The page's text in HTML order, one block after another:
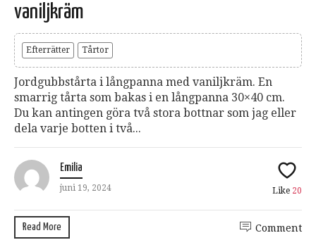
vaniljkräm
Efterrätter Tårtor
Jordgubbstårta i långpanna med vaniljkräm. En
smarrig tårta som bakas i en långpanna 30×40 cm.
Du kan antingen göra två stora bottnar som jag eller
dela varje botten i två...
Emilia
juni 19, 2024 Like 20
Read More Comment